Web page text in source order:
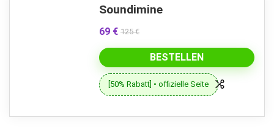
Soundimine
69 € 125 €
BESTELLEN
[50% Rabatt] • offizielle Seite